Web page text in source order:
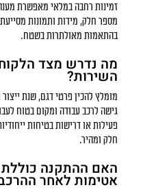
זמינות רחבה במלאי מאפשרת
מספר חלק, מידות ותמונות
בהתאמות מאולתרות בשטח.
מה נדרש מצד
השירות?
מומלץ להכין פרטי דגם, שנת
גישה לרכב עבודה ומקום בטוח
פעילות או דרישות בטיחות
חלק ומהיר.
האם ההתקנה
אטימות לאחר